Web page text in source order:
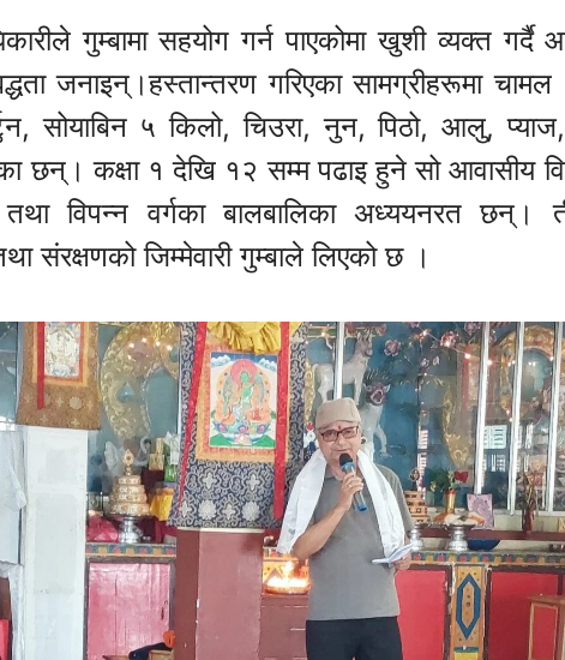
गुम्बामा सहयोग गर्न पाएकोमा खुशी व्यक्त गर्दै
जनाइन्।हस्तान्तरण गरिएका सामग्रीहरूमा
सोयाबिन ५ किलो, चिउरा, नुन, पिठो, आलु,
छन्। कक्षा १ देखि १२ सम्म पढाइ हुने सो आवासीय
विपन्न वर्गका बालबालिका अध्ययनरत छन्।
संरक्षणको जिम्मेवारी गुम्बाले लिएको छ ।